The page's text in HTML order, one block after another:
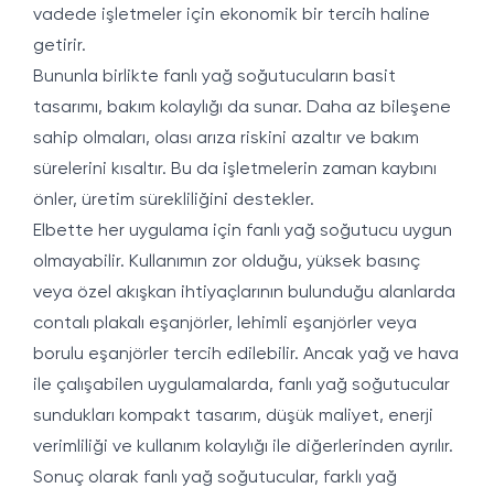
vadede işletmeler için ekonomik bir tercih haline
getirir.
Bununla birlikte fanlı yağ soğutucuların basit
tasarımı, bakım kolaylığı da sunar. Daha az bileşene
sahip olmaları, olası arıza riskini azaltır ve bakım
sürelerini kısaltır. Bu da işletmelerin zaman kaybını
önler, üretim sürekliliğini destekler.
Elbette her uygulama için fanlı yağ soğutucu uygun
olmayabilir. Kullanımın zor olduğu, yüksek basınç
veya özel akışkan ihtiyaçlarının bulunduğu alanlarda
contalı plakalı eşanjörler, lehimli eşanjörler veya
borulu eşanjörler tercih edilebilir. Ancak yağ ve hava
ile çalışabilen uygulamalarda, fanlı yağ soğutucular
sundukları kompakt tasarım, düşük maliyet, enerji
verimliliği ve kullanım kolaylığı ile diğerlerinden ayrılır.
Sonuç olarak fanlı yağ soğutucular, farklı yağ